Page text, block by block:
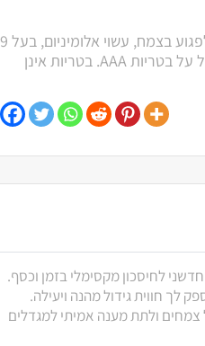
פנס לד ירוק מסייע למגדלים כתאורת לילה מבלי לפגוע בצמח, עשוי אלומיניום, בעל 9
נורות לד וזמן פעולה של 100000 שעות. הפנס פועל על בטריות AAA. בטריות אינן
לחיסכון מקסימלי בזמן וכסף.
לך חווית גידול מהנה ויעילה.
צמחים ולתת מענה אמיתי למגדלים